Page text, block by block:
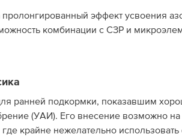
эффект усвоения
комбинации с СЗР и
ранней подкормки, показавшим
(УАИ). Его внесение возможно
крайне нежелательно